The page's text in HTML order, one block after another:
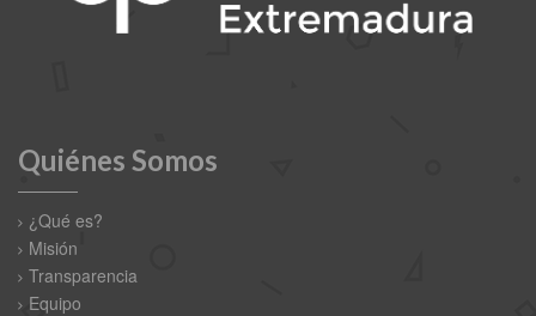
Quiénes Somos
¿Qué es?
Misión
Transparencia
Equipo